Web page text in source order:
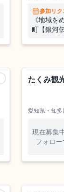
calendar_month参加リク
《地域を
町【銀河
たくみ観
愛知県・知
現在募集
フォロ